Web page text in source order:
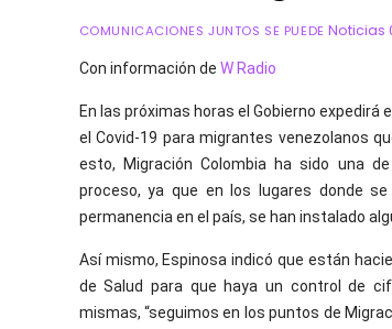
COMUNICACIONES JUNTOS SE PUEDE Noticias
Con información de W Radio
En las próximas horas el Gobierno
el Covid-19 para migrantes venezolanos
esto, Migración Colombia ha sido una
proceso, ya que en los lugares donde
permanencia en el país, se han instalado
Así mismo, Espinosa indicó que están
de Salud para que haya un control de
mismas, “seguimos en los puntos de